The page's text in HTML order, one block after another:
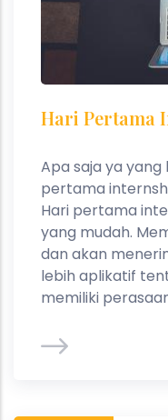
Hari Pertama
Apa saja ya yang
pertama
Hari pertama
yang mudah.
dan akan
lebih aplikatif
memiliki